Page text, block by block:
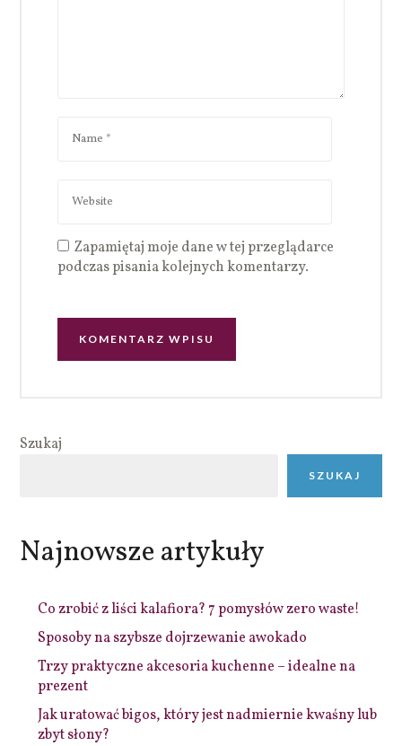
Zapamiętaj moje dane w tej przeglądarce
podczas pisania kolejnych komentarzy.
Szukaj
SZUKAJ
Najnowsze artykuły
Co zrobić z liści kalafiora? 7 pomysłów zero waste!
Sposoby na szybsze dojrzewanie awokado
Trzy praktyczne akcesoria kuchenne – idealne na
prezent
Jak uratować bigos, który jest nadmiernie kwaśny lub
zbyt słony?